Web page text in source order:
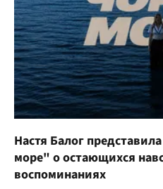
Настя Балог
море" о остающихся
воспоминаниях